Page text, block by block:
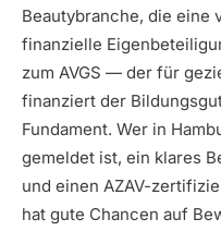
Beautybranche, die eine
finanzielle
zum AVGS — der für
finanziert der
Fundament. Wer in
gemeldet ist, ein klares
und einen AZAV-
hat gute Chancen auf